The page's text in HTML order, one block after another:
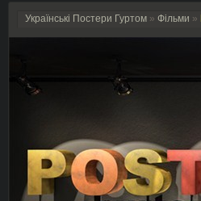
Українські Постери Гуртом » Фільми »